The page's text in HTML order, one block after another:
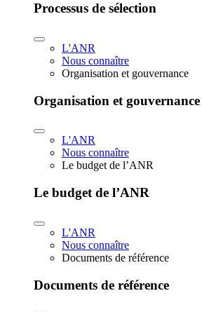
Processus de sélection
L'ANR
Nous connaître
Organisation et gouvernance
Organisation et gouvernance
L'ANR
Nous connaître
Le budget de l’ANR
Le budget de l’ANR
L'ANR
Nous connaître
Documents de référence
Documents de référence